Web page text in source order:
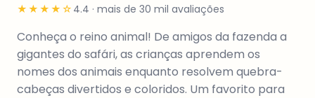
★★★★☆ 4.4 · mais de 30 mil avaliações
Conheça o reino animal! De amigos da fazenda a
gigantes do safári, as crianças aprendem os
nomes dos animais enquanto resolvem quebra-
cabeças divertidos e coloridos. Um favorito para